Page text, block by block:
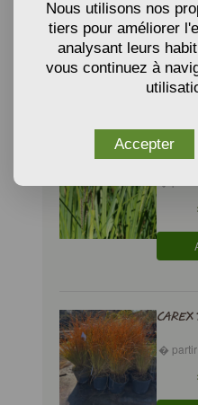
� partir
CAREX
CAREX
� partir
Nous utilisons nos
tiers pour améliorer
analysant leurs
vous continuez à
Accepter